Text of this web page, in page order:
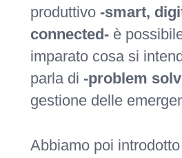
produttivo -smart,
connected-è
imparato cosa si
parla di -problem
gestione delle
Abbiamo poi